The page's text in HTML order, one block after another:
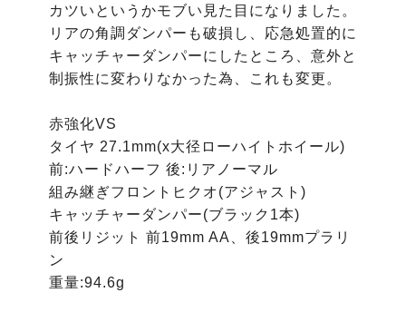
カツいというかモブい見た目になりました。
リアの角調ダンパーも破損し、応急処置的に
キャッチャーダンパーにしたところ、意外と
制振性に変わりなかった為、これも変更。
赤強化VS
タイヤ 27.1mm(x大径ローハイトホイール)
前:ハードハーフ 後:リアノーマル
組み継ぎフロントヒクオ(アジャスト)
キャッチャーダンパー(ブラック1本)
前後リジット 前19mm AA、後19mmプラリ
ン
重量:94.6g